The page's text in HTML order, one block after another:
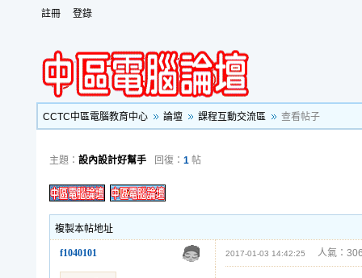
註冊 登錄
CCTC中區電腦教育中心 論壇 課程互動交流區 查看帖子
主題： 設內設計好幫手 回復： 1 帖
複製本帖地址
f1040101 2017-01-03 14:42:25 人氣：